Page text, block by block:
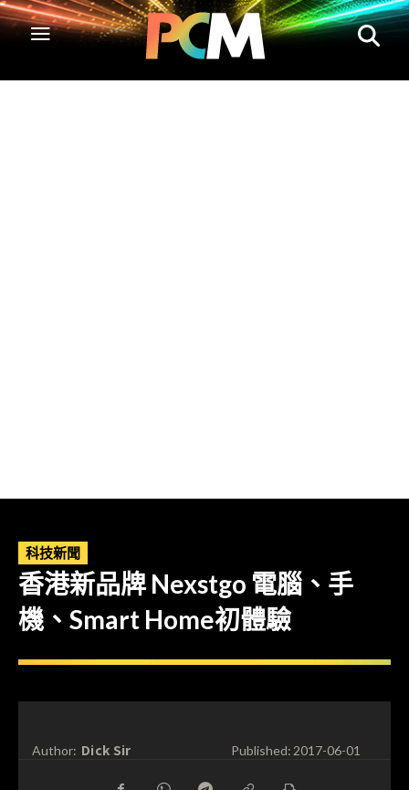
科技新聞
香港新品牌 Nexstgo 電腦、手
機、Smart Home初體驗
Author: Dick Sir Published:2017-06-01